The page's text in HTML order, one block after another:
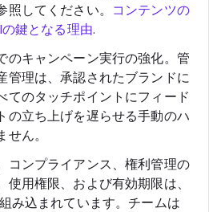
してください。
コンテンツの
鍵となる理由.
のキャンペーン実行の強化。管
管理は、承認されたブランドに
てのタッチポイントにフィード
の立ち上げを遅らせる手動のハ
ん。
コンプライアンス、権利管理の
用権限、および有効期限は、
み込まれています。チームは